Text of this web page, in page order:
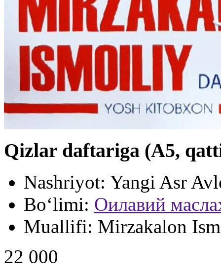
Qizlar daftariga (А5,
Nashriyot: Yangi Asr
Bo‘limi: Оилавий
Muallifi: Mirzakalon
22 000